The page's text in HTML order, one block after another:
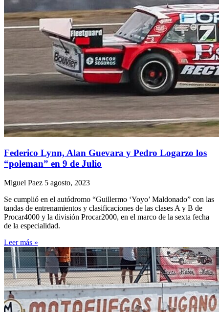
Federico Lynn, Alan Guevara y Pedro Logarzo los
“poleman” en 9 de Julio
Miguel Paez 5 agosto, 2023
Se cumplió en el autódromo “Guillermo ‘Yoyo’ Maldonado” con las
tandas de entrenamientos y clasificaciones de las clases A y B de
Procar4000 y la división Procar2000, en el marco de la sexta fecha
de la especialidad.
Leer más »